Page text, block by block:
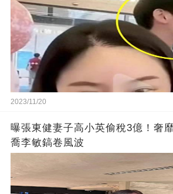
2023/11/20
曝張東健妻子高小英偷稅3億！奢
喬李敏鎬卷風波